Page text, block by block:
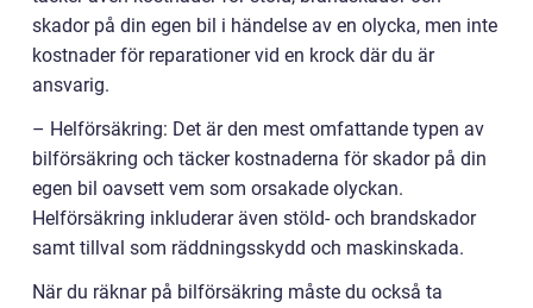
skador på din egen bil i händelse av en olycka, men inte
kostnader för reparationer vid en krock där du är
ansvarig.
– Helförsäkring: Det är den mest omfattande typen av
bilförsäkring och täcker kostnaderna för skador på din
egen bil oavsett vem som orsakade olyckan.
Helförsäkring inkluderar även stöld- och brandskador
samt tillval som räddningsskydd och maskinskada.
När du räknar på bilförsäkring måste du också ta